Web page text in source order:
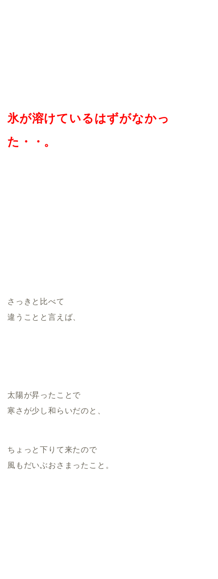
氷が溶けているはずがなかっ
た・・。
さっきと比べて
違うことと言えば、
太陽が昇ったことで
寒さが少し和らいだのと、
ちょっと下りて来たので
風もだいぶおさまったこと。